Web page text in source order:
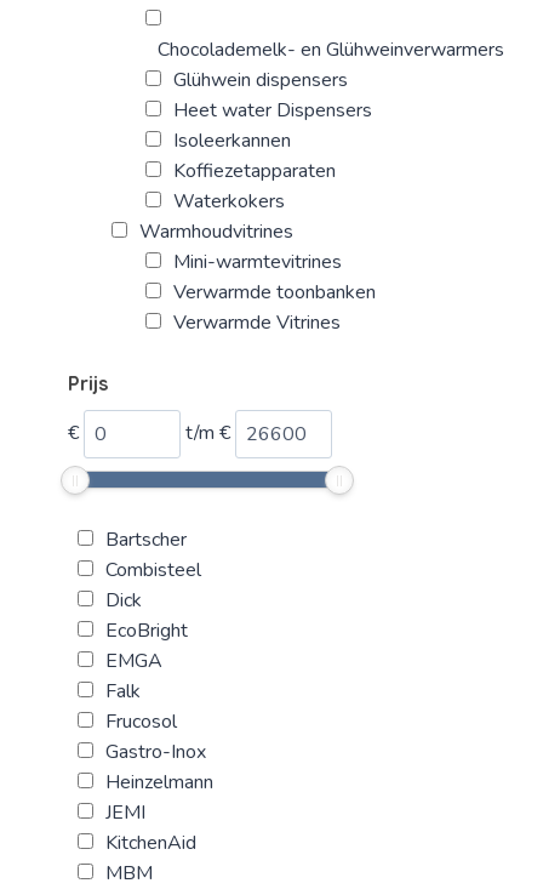
Chocolademelk- en Glühweinverwarmers
Glühwein dispensers
Heet water Dispensers
Isoleerkannen
Koffiezetapparaten
Waterkokers
Warmhoudvitrines
Mini-warmtevitrines
Verwarmde toonbanken
Verwarmde Vitrines
Prijs
€ t/m €
Bartscher
Combisteel
Dick
EcoBright
EMGA
Falk
Frucosol
Gastro-Inox
Heinzelmann
JEMI
KitchenAid
MBM